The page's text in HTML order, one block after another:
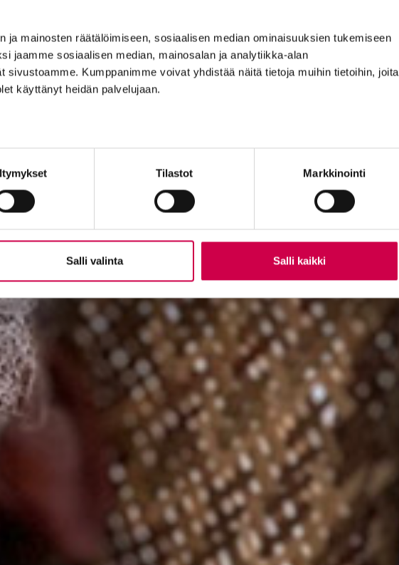
ja mainosten räätälöimiseen, sosiaalisen median ominaisuuksien tukemiseen
jaamme sosiaalisen median, mainosalan ja analytiikka-alan
sivustoamme. Kumppanimme voivat yhdistää näitä tietoja muihin tietoihin, joita
käyttänyt heidän palvelujaan.
Tilastot Markkinointi
Salli valinta Salli kaikki